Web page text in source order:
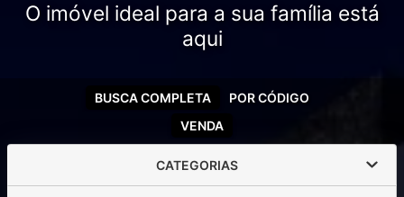
O imóvel ideal para a sua família está
aqui
VENDA
BUSCA COMPLETA POR CÓDIGO
CATEGORIAS